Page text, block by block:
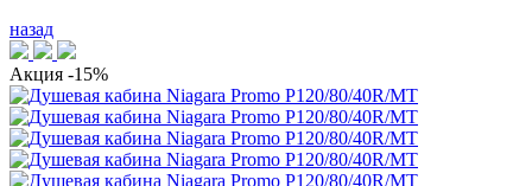
назад
Акция -15%